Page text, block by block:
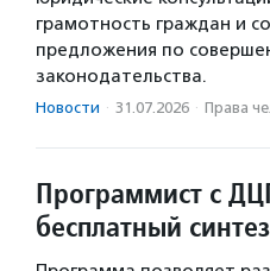
грамотность граждан и
предложения по
законодательства.
Новости · 31.07.2026 · Права
Программист с
бесплатный